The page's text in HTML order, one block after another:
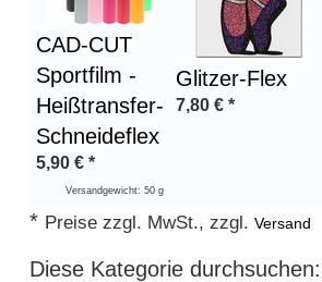
CAD-CUT
Sportfilm -
Heißtransfer-
Schneideflex
5,90 € *
Versandgewicht: 50 g
Glitzer-Flex
7,80 € *
* Preise zzgl. MwSt., zzgl.Versand
Diese Kategorie durchsuchen: